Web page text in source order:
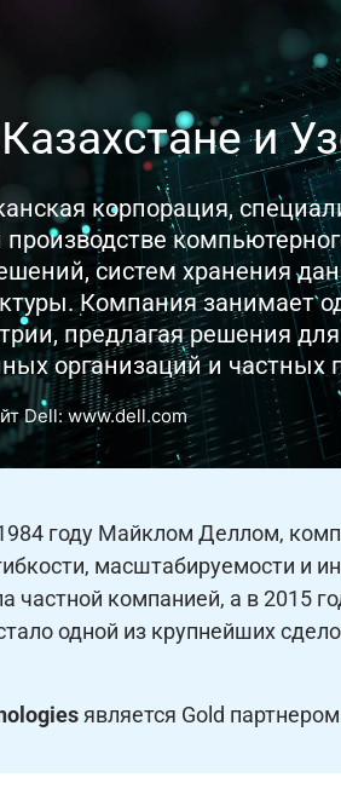
и
корпорация,
производстве
систем хранения
Компания занимает
предлагая решения
организаций и частных
Dell: www.dell.com
году Майклом Деллом,
масштабируемости и
частной компанией, а в 2015
одной из крупнейших
является Gold